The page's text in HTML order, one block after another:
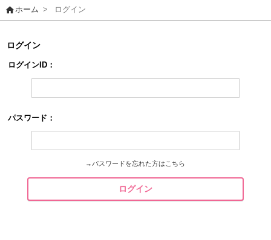
homeホーム > ログイン
ログイン
ログインID：
パスワード：
→ パスワードを忘れた方はこちら
ログイン